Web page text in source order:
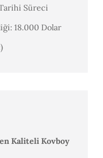
Süreci
18.000 Dolar
Kaliteli Kovboy